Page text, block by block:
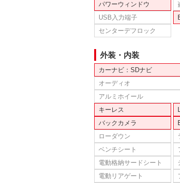
パワーウィンドウ
USB入力端子
センターデフロック
外装・内装
カーナビ：SDナビ
オーディオ
アルミホイール
キーレス
バックカメラ
ローダウン
ベンチシート
電動格納サードシート
電動リアゲート